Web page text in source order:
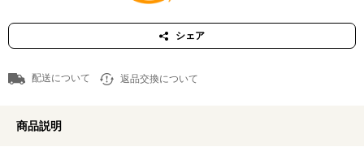
シェア
配送について 返品交換について
商品説明